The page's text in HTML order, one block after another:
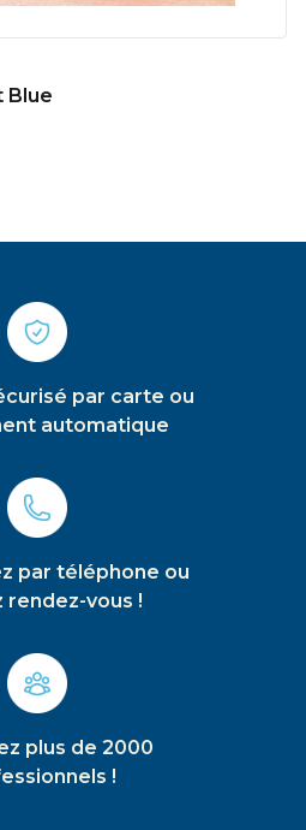
Blue
par carte ou
automatique
par téléphone ou
rendez-vous !
plus de 2000
!